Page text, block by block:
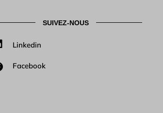
SUIVEZ-NOUS
Linkedin
Facebook